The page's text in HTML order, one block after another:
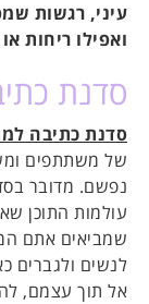
עיני, רגשות
ואפילו ריחות
סדנת
סדנת כתיבה
של משתתפים
נפשם. מדובר
עולמות התוכן
שמביאים אתם
לנשים ולגברים
אל תוך עצמם,